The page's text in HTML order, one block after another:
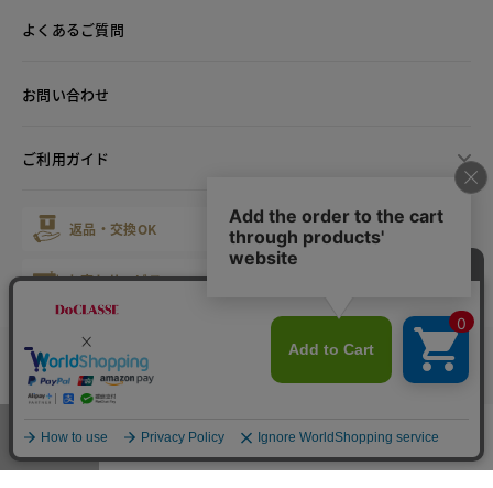
カラー・サイズを選択する
よくあるご質問
お問い合わせ
ご利用ガイド
返品・交換OK 最短翌日配送
お直しサービス
マイレージ倶楽部
お店で試着サービス
電話でご相談 受付時間 9:00～21:00 年中無休